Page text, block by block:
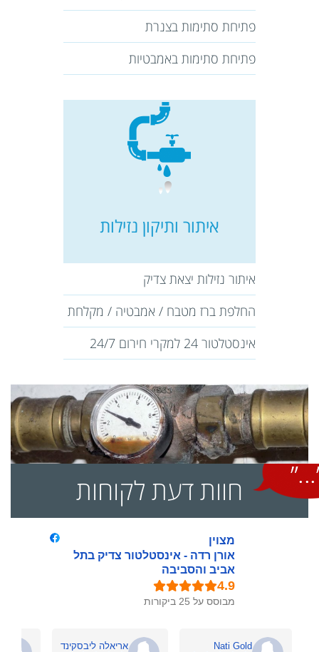
פתיחת סתימות בצנרת
פתיחת סתימות באמבטיות
איתור ותיקון נזילות
איתור נזילות יצאת צדיק
החלפת ברז מטבח / אמבטיה / מקלחת
אינסטלטור 24 למקרי חירום 24/7
חוות דעת לקוחות
מצוין
אורן רדה - אינסטלטור צדיק בתל
אביב והסביבה
מבוסס על 25 ביקורות
Nati Gold אריאלה ליבסקינד